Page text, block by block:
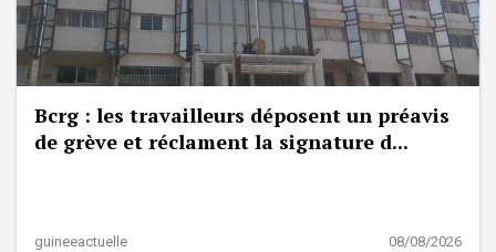
Bcrg : les travailleurs déposent un préavis
de grève et réclament la signature d...
guineeactuelle 08/08/2026